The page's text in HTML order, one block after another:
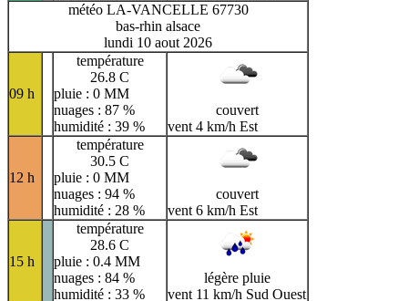
météo LA-VANCELLE 67730
bas-rhin alsace
lundi 10 aout 2026
09 h
température
26.8 C
pluie : 0 MM
nuages : 87 %
humidité : 39 %
couvert
vent 4 km/h Est
12 h
température
30.5 C
pluie : 0 MM
nuages : 94 %
humidité : 28 %
couvert
vent 6 km/h Est
15 h
température
28.6 C
pluie : 0.4 MM
nuages : 84 %
humidité : 33 %
légère pluie
vent 11 km/h Sud Ouest